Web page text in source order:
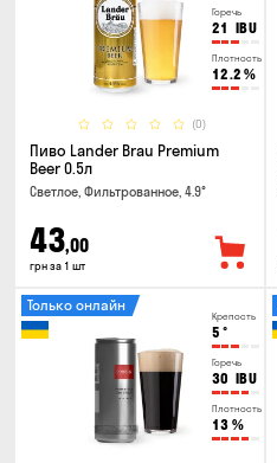
Горечь
21 IBU
Плотность
12.2 %
(0)
Пиво Lander Brau Premium
Beer 0.5л
Светлое, Фильтрованное, 4.9°
43,00
грн за 1 шт
Крепость
5 °
Горечь
30 IBU
Плотность
13 %
Только онлайн